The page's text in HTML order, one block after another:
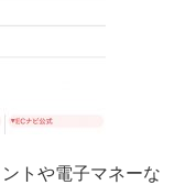
トや電子マネーな